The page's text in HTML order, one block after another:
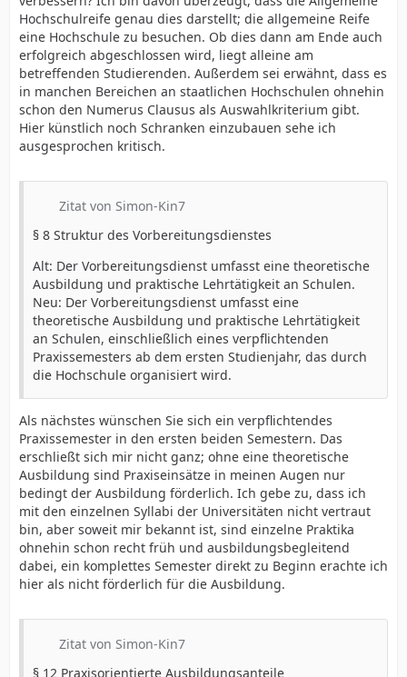
Hochschulreife genau dies darstellt; die allgemeine Reife
eine Hochschule zu besuchen. Ob dies dann am Ende auch
erfolgreich abgeschlossen wird, liegt alleine am
betreffenden Studierenden. Außerdem sei erwähnt, dass es
in manchen Bereichen an staatlichen Hochschulen ohnehin
schon den Numerus Clausus als Auswahlkriterium gibt.
Hier künstlich noch Schranken einzubauen sehe ich
ausgesprochen kritisch.
Zitat von Simon-Kin7
§ 8 Struktur des Vorbereitungsdienstes
Alt: Der Vorbereitungsdienst umfasst eine theoretische
Ausbildung und praktische Lehrtätigkeit an Schulen.
Neu: Der Vorbereitungsdienst umfasst eine
theoretische Ausbildung und praktische Lehrtätigkeit
an Schulen, einschließlich eines verpflichtenden
Praxissemesters ab dem ersten Studienjahr, das durch
die Hochschule organisiert wird.
Als nächstes wünschen Sie sich ein verpflichtendes
Praxissemester in den ersten beiden Semestern. Das
erschließt sich mir nicht ganz; ohne eine theoretische
Ausbildung sind Praxiseinsätze in meinen Augen nur
bedingt der Ausbildung förderlich. Ich gebe zu, dass ich
mit den einzelnen Syllabi der Universitäten nicht vertraut
bin, aber soweit mir bekannt ist, sind einzelne Praktika
ohnehin schon recht früh und ausbildungsbegleitend
dabei, ein komplettes Semester direkt zu Beginn erachte ich
hier als nicht förderlich für die Ausbildung.
Zitat von Simon-Kin7
§ 12 Praxisorientierte Ausbildungsanteile